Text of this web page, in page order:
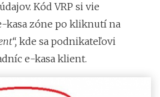
Kód VRP si vie
kasa zóne po kliknutí na
kde sa podnikateľovi
e-kasa klient.